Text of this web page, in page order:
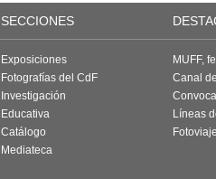
SECCIONES
Exposiciones
Fotografías del CdF
Investigación
Educativa
Catálogo
Mediateca
MUFF,
Canal
Líneas